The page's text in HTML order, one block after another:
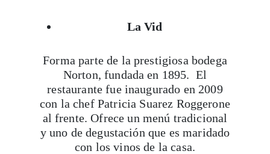
La Vid
Forma parte de la prestigiosa bodega
Norton, fundada en 1895. El
restaurante fue inaugurado en 2009
con la chef Patricia Suarez Roggerone
al frente. Ofrece un menú tradicional
y uno de degustación que es maridado
con los vinos de la casa.